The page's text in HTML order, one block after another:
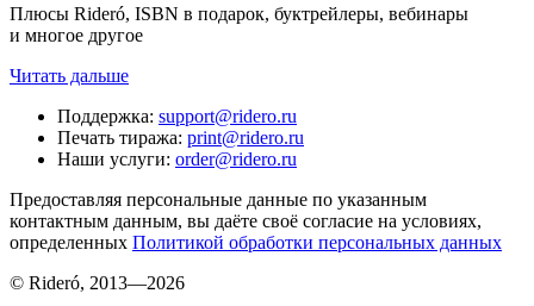
Плюсы Rideró, ISBN в подарок, буктрейлеры, вебинары
и многое другое
Читать дальше
Поддержка: support@ridero.ru
Печать тиража: print@ridero.ru
Наши услуги: order@ridero.ru
Предоставляя персональные данные по указанным
контактным данным, вы даёте своё согласие на условиях,
определенных Политикой обработки персональных данных
© Rideró, 2013—2026